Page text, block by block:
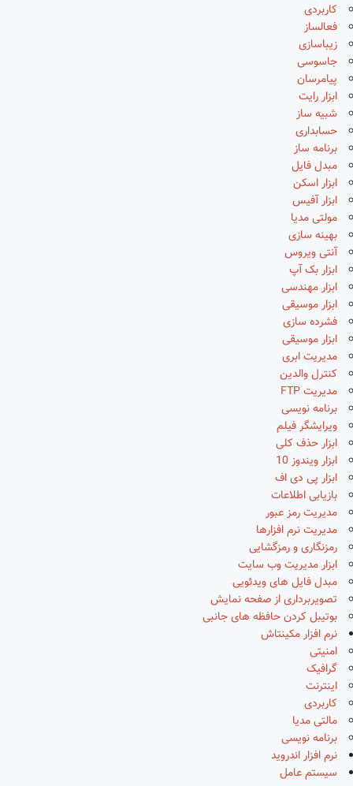
کاربردی
فعالساز
زیباسازی
جاسوسی
پیامرسان
ابزار رایت
شبیه ساز
حسابداری
برنامه ساز
مبدل فایل
ابزار اسکن
ابزار آفیس
مولتی مدیا
بهینه سازی
آنتی ویروس
ابزار بک آپ
ابزار مهندسی
ابزار موسیقی
فشرده سازی
ابزار موسیقی
مدیریت ابری
کنترل والدین
مدیریت FTP
برنامه نویسی
ویرایشگر فیلم
ابزار حذف کلی
ابزار ویندوز 10
ابزار پی دی اف
بازیابی اطلاعات
مدیریت رمز عبور
مدیریت نرم افزارها
رمزنگاری و رمزگشایی
ابزار مدیریت وب سایت
مبدل فایل های ویدئویی
تصویربرداری از صفحه نمایش
بوتیبل کردن حافظه های جانبی
نرم افزار مکینتاش
امنیتی
گرافیک
اینترنت
کاربردی
مالتی مدیا
برنامه نویسی
نرم افزار اندروید
سیستم عامل